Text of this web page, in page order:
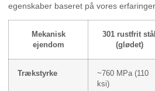
egenskaber baseret på vores
Mekanisk
ejendom
301 rustfrit stål
(glødet)
Trækstyrke
~760 MPa (110
ksi)